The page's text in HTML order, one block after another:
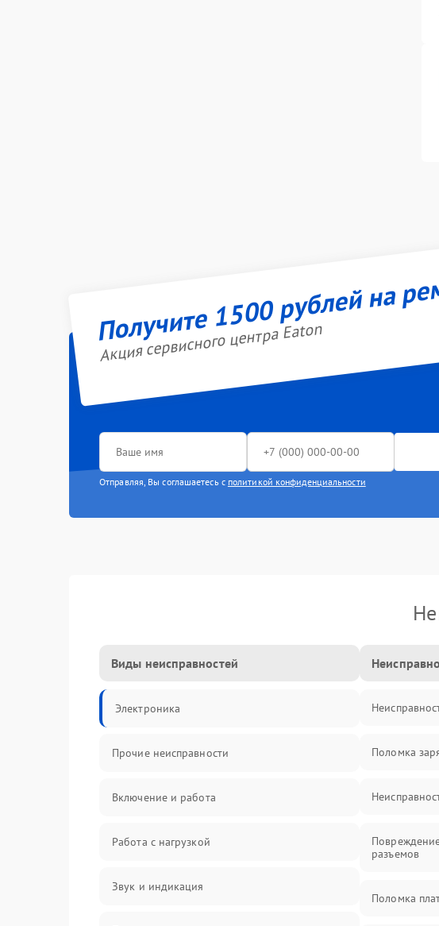
Получите 1500 рублей на
Акция сервисного центра Eaton
Отправляя, Вы соглашаетесь с политикой конфиденциальности
Виды неисправностей
Электроника
Прочие неисправности
Включение и работа
Работа с нагрузкой
Звук и индикация
Поломка
разъемов
Поломка